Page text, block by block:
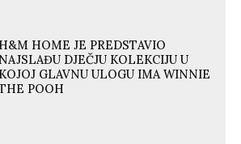
H&M HOME JE PREDSTAVIO
NAJSLAĐU DJEČJU KOLEKCIJU U
KOJOJ GLAVNU ULOGU IMA WINNIE
POOH